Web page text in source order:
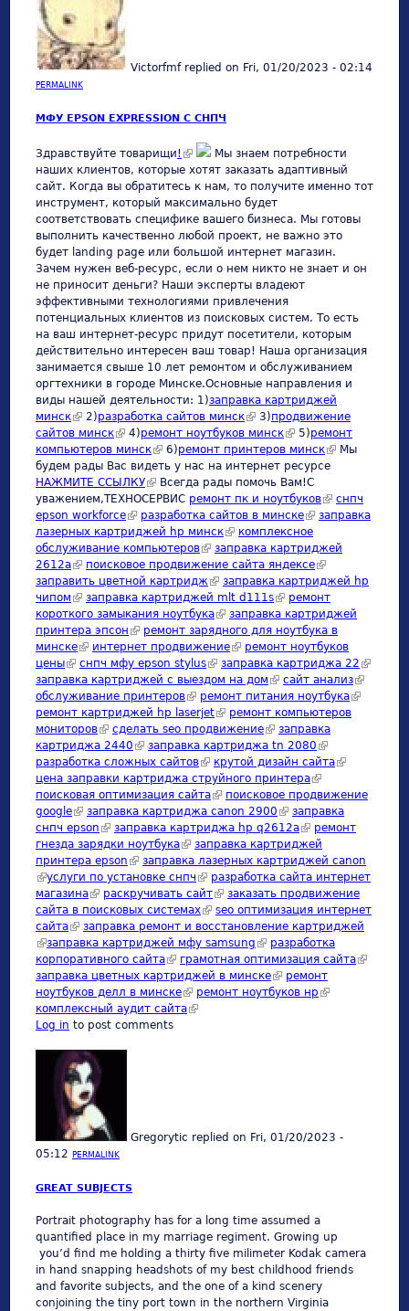
Victorfmfreplied on Fri, 01/20/2023 - 02:14
PERMALINK
МФУ EPSON EXPRESSION С СНПЧ
Здравствуйте товарищи! (link is external)
Мы знаем потребности
наших клиентов, которые хотят заказать адаптивный
сайт. Когда вы обратитесь к нам, то получите именно тот
инструмент, который максимально будет
соответствовать специфике вашего бизнеса. Мы готовы
выполнить качественно любой проект, не важно это
будет landing page или большой интернет магазин.
Зачем нужен веб-ресурс, если о нем никто не знает и он
не приносит деньги? Наши эксперты владеют
эффективными технологиями привлечения
потенциальных клиентов из поисковых систем. То есть
на ваш интернет-ресурс придут посетители, которым
действительно интересен ваш товар! Наша организация
занимается свыше 10 лет ремонтом и обслуживанием
оргтехники в городе Минске.Основные направления и
виды нашей деятельности: 1)заправка картриджей
минск(link is external)
2)разработка сайтов минск(link is external)
3)продвижение
сайтов минск(link is external)
4)ремонт ноутбуков минск(link is external)
5)ремонт
компьютеров минск(link is external)
6)ремонт принтеров минск(link is
external)
Мы
будем рады Вас видеть у нас на интернет ресурсе
НАЖМИТЕ ССЫЛКУ(link is external)
Всегда рады помочь Вам!С
уважением,ТЕХНОСЕРВИC ремонт пк и ноутбуков(link is
external)
снпч
epson workforce(link is external)
разработка сайтов в минске(link is external)
заправка
лазерных картриджей hp минск(link is external)
комплексное
обслуживание компьютеров(link is external)
заправка картриджей
2612а(link is external)
поисковое продвижение сайта яндексе(link is external)
заправить цветной картридж (link is external)
заправка картриджей hp
чипом (link is external)
заправка картриджей mlt d111s(link is external)
ремонт
короткого замыкания ноутбука(link is external)
заправка картриджей
принтера эпсон (link is external)
ремонт зарядного для ноутбука в
минске(link is external)
интернет продвижение(link is external)
ремонт ноутбуков
цены(link is external)
снпч мфу epson stylus(link is external)
заправка картриджа 22 (link is
external)
заправка картриджей с выездом на дом (link is external)
сайт анализ(link is
external)
обслуживание принтеров(link is external)
ремонт питания ноутбука(link is
external)
ремонт картриджей hp laserjet(link is external)
ремонт компьютеров
мониторов(link is external)
сделать seo продвижение(link is external)
заправка
картриджа 2440 (link is external)
заправка картриджа tn 2080 (link is external)
разработка сложных сайтов(link is external)
крутой дизайн сайта(link is
цена заправки картриджа струйного принтера(link is external)
поисковая оптимизация сайта(link is external)
поисковое продвижение
google(link is external)
заправка картриджа canon 2900 (link is external)
заправка
снпч epson (link is external)
заправка картриджа hp q2612a(link is external)
ремонт
гнезда зарядки ноутбука(link is external)
заправка картриджей
принтера epson (link is external)
заправка лазерных картриджей canon
(link is external)
услуги по установке снпч (link is external)
разработка сайта интернет
магазина(link is external)
раскручивать сайт(link is external)
заказать продвижение
сайта в поисковых системах(link is external)
seo оптимизация интернет
сайта(link is external)
заправка ремонт и восстановление картриджей
(link is external)
заправка картриджей мфу samsung (link is external)
разработка
корпоративного сайта(link is external)
грамотная оптимизация сайта(link is
заправка цветных картриджей в минске(link is external)
ремонт
ноутбуков делл в минске(link is external)
ремонт ноутбуков нр (link is external)
комплексный аудит сайта(link is external)
Log in to post comments
Gregorytic replied on Fri, 01/20/2023 -
05:12 PERMALINK
GREAT SUBJECTS
Portrait photography has for a long time assumed a
quantified place in my marriage regiment. Growing up
you’d find me holding a thirty five milimeter Kodak camera
in hand snapping headshots of my best childhood friends
and favorite subjects, and the one of a kind scenery
conjoining the tiny port town in the northern Virginia